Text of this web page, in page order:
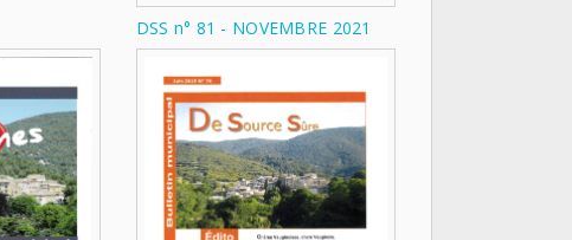
DSS n° 81 - NOVEMBRE 2021